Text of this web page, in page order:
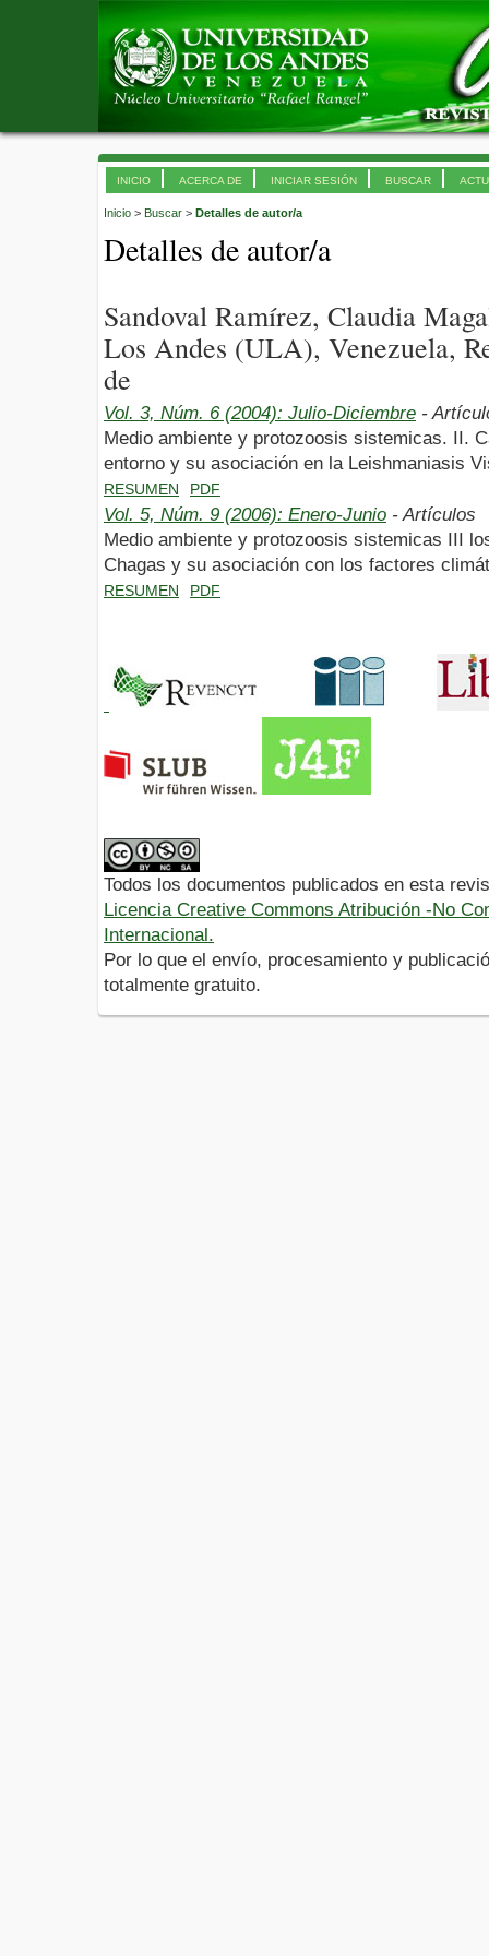
INICIO ACERCA DE INICIAR SESIÓN BUSCAR
Inicio > Buscar > Detalles de autor/a
Detalles de autor/a
Sandoval Ramírez, Claudia
Los Andes (ULA), Venezuela,
de
Vol. 3, Núm. 6 (2004): Julio-Diciembre -
Medio ambiente y protozoosis sistemicas. II.
entorno y su asociación en la Leishmaniasis
RESUMEN PDF
Vol. 5, Núm. 9 (2006): Enero-Junio - Artículos
Medio ambiente y protozoosis sistemicas III
Chagas y su asociación con los factores
RESUMEN PDF
Todos los documentos publicados en esta
Licencia Creative Commons Atribución -No
Internacional.
Por lo que el envío, procesamiento y
totalmente gratuito.